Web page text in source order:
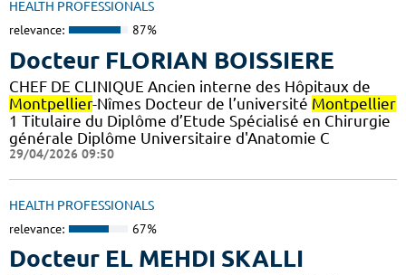
HEALTH PROFESSIONALS
relevance: 87%
Docteur FLORIAN BOISSIERE
CHEF DE CLINIQUE Ancien interne des Hôpitaux de
Montpellier-Nîmes Docteur de l’université Montpellier
1 Titulaire du Diplôme d’Etude Spécialisé en Chirurgie
générale Diplôme Universitaire d'Anatomie C
29/04/2026 09:50
HEALTH PROFESSIONALS
relevance: 67%
Docteur EL MEHDI SKALLI